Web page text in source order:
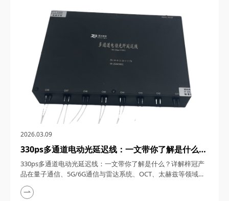
越的性能和稳定的表现，成为了市场上的热门之...
2026.03.09
330ps多通道电动光延迟线：一文带你了解是什么？
详解梓冠产品在量子通信、5G/6G通信与雷达系
统、OCT、太赫兹等领域的实际应用
330ps多通道电动光延迟线：一文带你了解是什么？详解梓冠产
品在量子通信、5G/6G通信与雷达系统、OCT、太赫兹等领域的
实际应用 330ps多通道电动光延迟线，在光通信与光电子技术的
飞速发展中，凭借其高精度、多通道、可调可控等特性，在量子